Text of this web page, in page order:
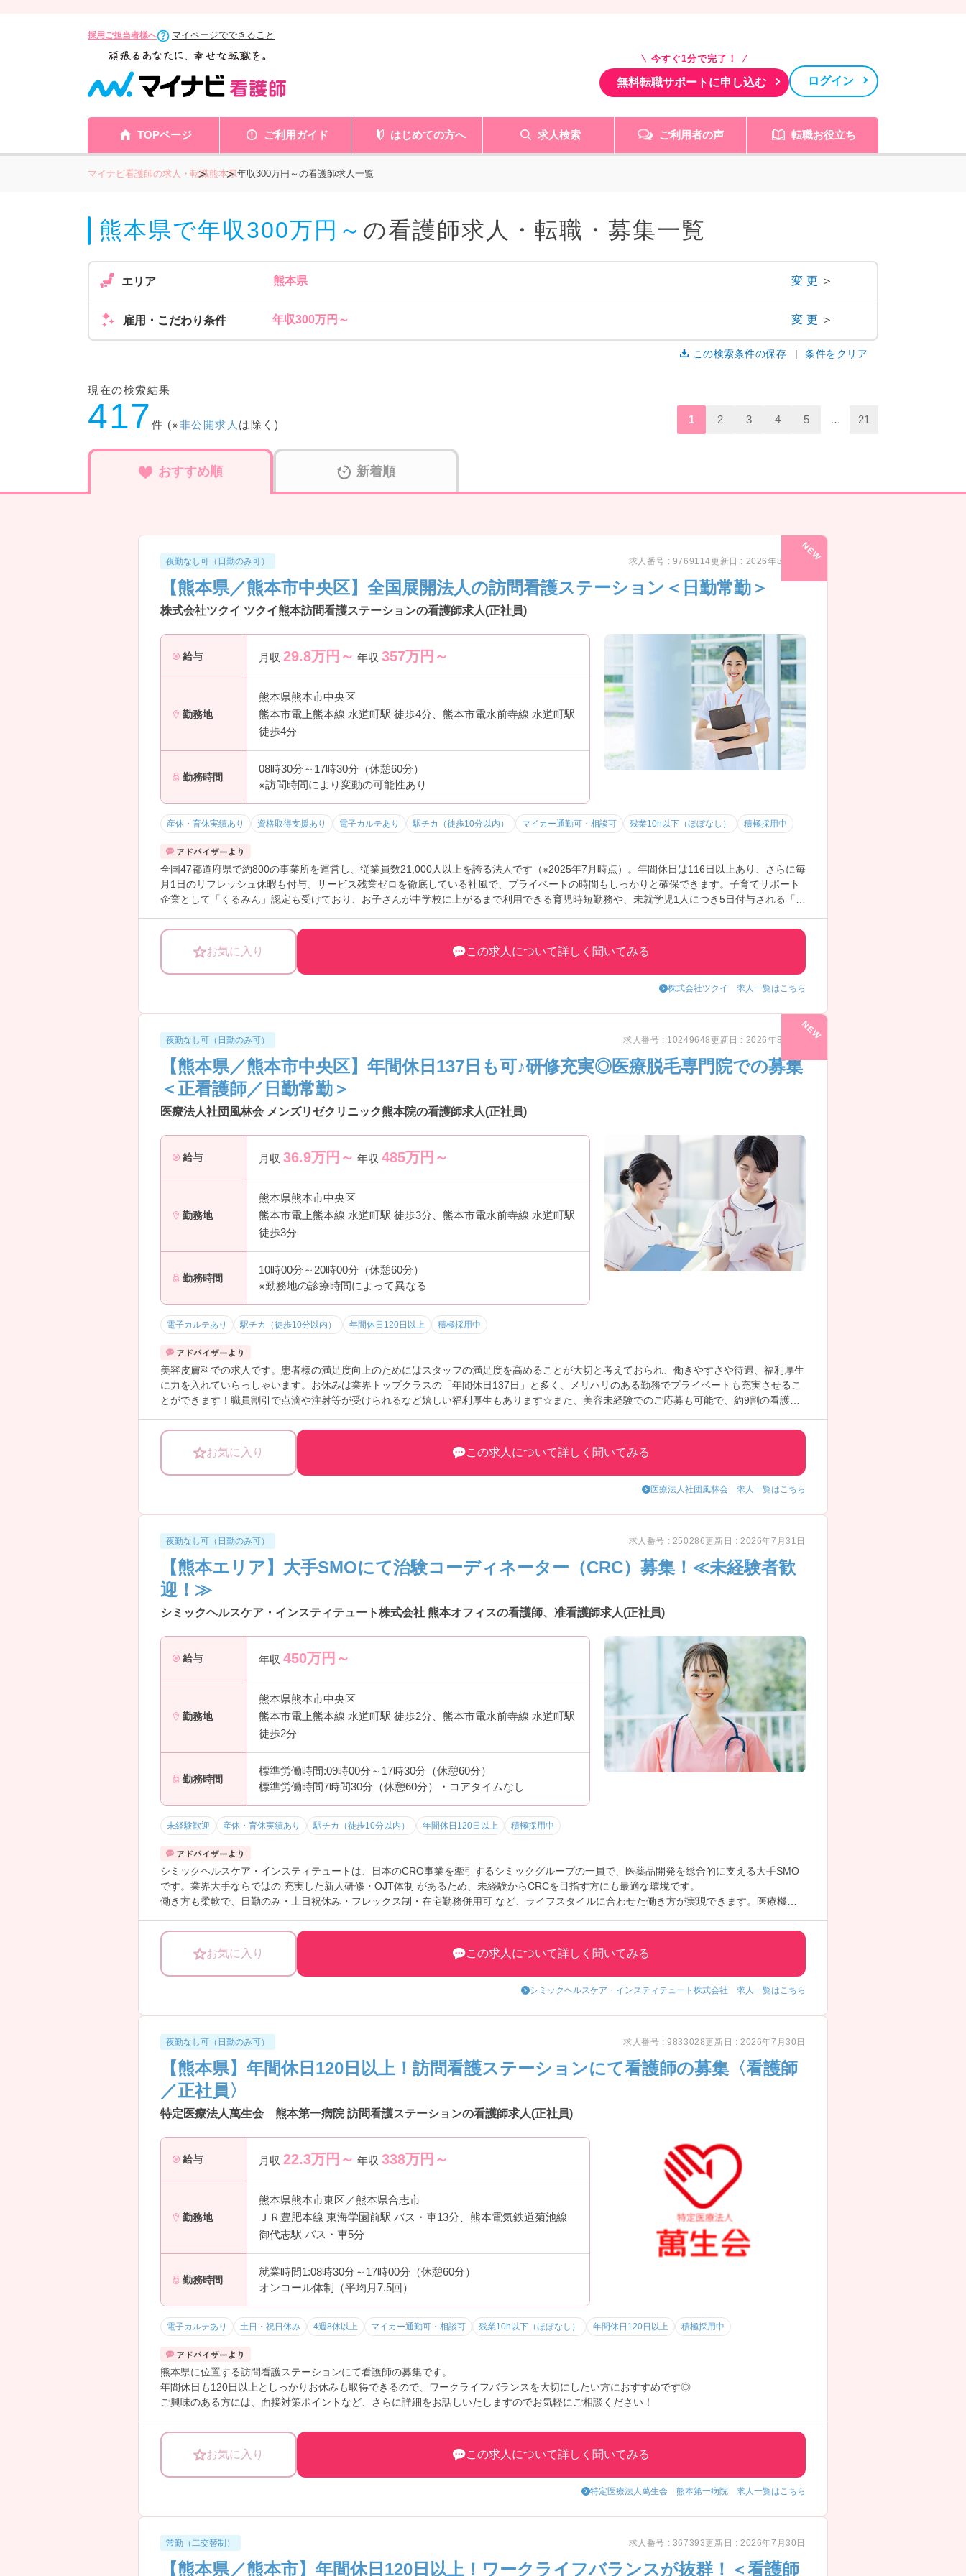
採用ご担当者様へ マイページでできること
今すぐ1分で完了！
無料転職サポートに申し込む ログイン
TOPページ ご利用ガイド はじめての方へ 求人検索 ご利用者の声 転職お役立ち
マイナビ看護師の求人・転職熊本県年収300万円～の看護師求人一覧
熊本県で年収300万円～ の看護師求人・転職・募集一覧
エリア 熊本県 変更 ＞
雇用・こだわり条件 年収300万円～ 変更 ＞
この検索条件の保存 条件をクリア
現在の検索結果
417 件 (※非公開求人 は除く) 1 2 3 4 5 … 21
おすすめ順 新着順
夜勤なし可（日勤のみ可） 求人番号 : 9769114更新日 : 2026年8月5日
【熊本県／熊本市中央区】全国展開法人の訪問看護ステーション＜日勤常勤＞
株式会社ツクイ ツクイ熊本訪問看護ステーションの看護師求人(正社員)
給与 月収 29.8万円～ 年収 357万円～
勤務地
熊本県熊本市中央区
熊本市電上熊本線 水道町駅 徒歩4分、熊本市電水前寺線 水道町駅
徒歩4分
勤務時間
08時30分～17時30分（休憩60分）
※訪問時間により変動の可能性あり
産休・育休実績あり 資格取得支援あり 電子カルテあり 駅チカ（徒歩10分以内） マイカー通勤可・相談可 残業10h以下（ほぼなし） 積極採用中
全国47都道府県で約800の事業所を運営し、従業員数21,000人以上を誇る法人です（※2025年7月時点）。年間休日は116日以上あり、さらに毎
月1日のリフレッシュ休暇も付与、サービス残業ゼロを徹底している社風で、プライベートの時間もしっかりと確保できます。子育てサポート
企業として「くるみん」認定も受けており、お子さんが中学校に上がるまで利用できる育児時短勤務や、未就学児1人につき5日付与される「こ
ご興味のある方は詳細等をお伝えしますので、お気軽にお問い合わせください。
お気に入り この求人について詳しく聞いてみる
株式会社ツクイ 求人一覧はこちら
夜勤なし可（日勤のみ可） 求人番号 : 10249648更新日 : 2026年8月4日
【熊本県／熊本市中央区】年間休日137日も可♪研修充実◎医療脱毛専門院での募集
＜正看護師／日勤常勤＞
医療法人社団風林会 メンズリゼクリニック熊本院の看護師求人(正社員)
給与 月収 36.9万円～ 年収 485万円～
勤務地
熊本県熊本市中央区
熊本市電上熊本線 水道町駅 徒歩3分、熊本市電水前寺線 水道町駅
徒歩3分
勤務時間
10時00分～20時00分（休憩60分）
※勤務地の診療時間によって異なる
電子カルテあり 駅チカ（徒歩10分以内） 年間休日120日以上 積極採用中
美容皮膚科での求人です。患者様の満足度向上のためにはスタッフの満足度を高めることが大切と考えておられ、働きやすさや待遇、福利厚生
に力を入れていらっしゃいます。お休みは業界トップクラスの「年間休日137日」と多く、メリハリのある勤務でプライベートも充実させるこ
とができます！職員割引で点滴や注射等が受けられるなど嬉しい福利厚生もあります☆また、美容未経験でのご応募も可能で、約9割の看護師
に詳細をご案内しますのでお気軽にご相談ください！
お気に入り この求人について詳しく聞いてみる
医療法人社団風林会 求人一覧はこちら
夜勤なし可（日勤のみ可） 求人番号 : 250286更新日 : 2026年7月31日
【熊本エリア】大手SMOにて治験コーディネーター（CRC）募集！≪未経験者歓
迎！≫
シミックヘルスケア・インスティテュート株式会社 熊本オフィスの看護師、准看護師求人(正社員)
給与 年収 450万円～
勤務地
熊本県熊本市中央区
熊本市電上熊本線 水道町駅 徒歩2分、熊本市電水前寺線 水道町駅
徒歩2分
勤務時間
標準労働時間:09時00分～17時30分（休憩60分）
標準労働時間7時間30分（休憩60分）・コアタイムなし
未経験歓迎 産休・育休実績あり 駅チカ（徒歩10分以内） 年間休日120日以上 積極採用中
シミックヘルスケア・インスティテュートは、日本のCRO事業を牽引するシミックグループの一員で、医薬品開発を総合的に支える大手SMO
です。業界大手ならではの 充実した新人研修・OJT体制 があるため、未経験からCRCを目指す方にも最適な環境です。
働き方も柔軟で、日勤のみ・土日祝休み・フレックス制・在宅勤務併用可 など、ライフスタイルに合わせた働き方が実現できます。医療機関
給与は 年収450～万円 と大手ならではの水準で、育休復帰率も高く、長期的なキャリア形成にも向いています。
お気に入り この求人について詳しく聞いてみる
シミックヘルスケア・インスティテュート株式会社 求人一覧はこちら
夜勤なし可（日勤のみ可） 求人番号 : 9833028更新日 : 2026年7月30日
【熊本県】年間休日120日以上！訪問看護ステーションにて看護師の募集〈看護師
／正社員〉
特定医療法人萬生会 熊本第一病院 訪問看護ステーションの看護師求人(正社員)
給与 月収 22.3万円～ 年収 338万円～
勤務地
熊本県熊本市東区／熊本県合志市
ＪＲ豊肥本線 東海学園前駅 バス・車13分、熊本電気鉄道菊池線
御代志駅 バス・車5分
勤務時間
就業時間1:08時30分～17時00分（休憩60分）
オンコール体制（平均月7.5回）
電子カルテあり 土日・祝日休み 4週8休以上 マイカー通勤可・相談可 残業10h以下（ほぼなし） 年間休日120日以上 積極採用中
熊本県に位置する訪問看護ステーションにて看護師の募集です。
年間休日も120日以上としっかりお休みも取得できるので、ワークライフバランスを大切にしたい方におすすめです◎
ご興味のある方には、面接対策ポイントなど、さらに詳細をお話しいたしますのでお気軽にご相談ください！
お気に入り この求人について詳しく聞いてみる
特定医療法人萬生会 熊本第一病院 求人一覧はこちら
常勤（二交替制） 求人番号 : 367393更新日 : 2026年7月30日
【熊本県／熊本市】年間休日120日以上！ワークライフバランスが抜群！＜看護師